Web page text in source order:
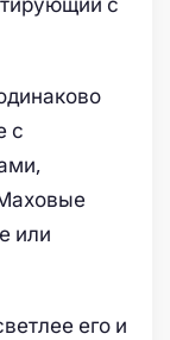
с
или
его и